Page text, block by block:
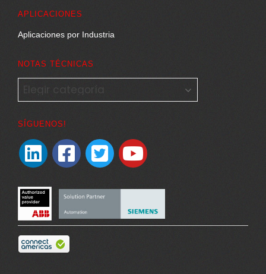
APLICACIONES
Aplicaciones por Industria
NOTAS TÉCNICAS
NOTAS
TÉCNICAS
SÍGUENOS!